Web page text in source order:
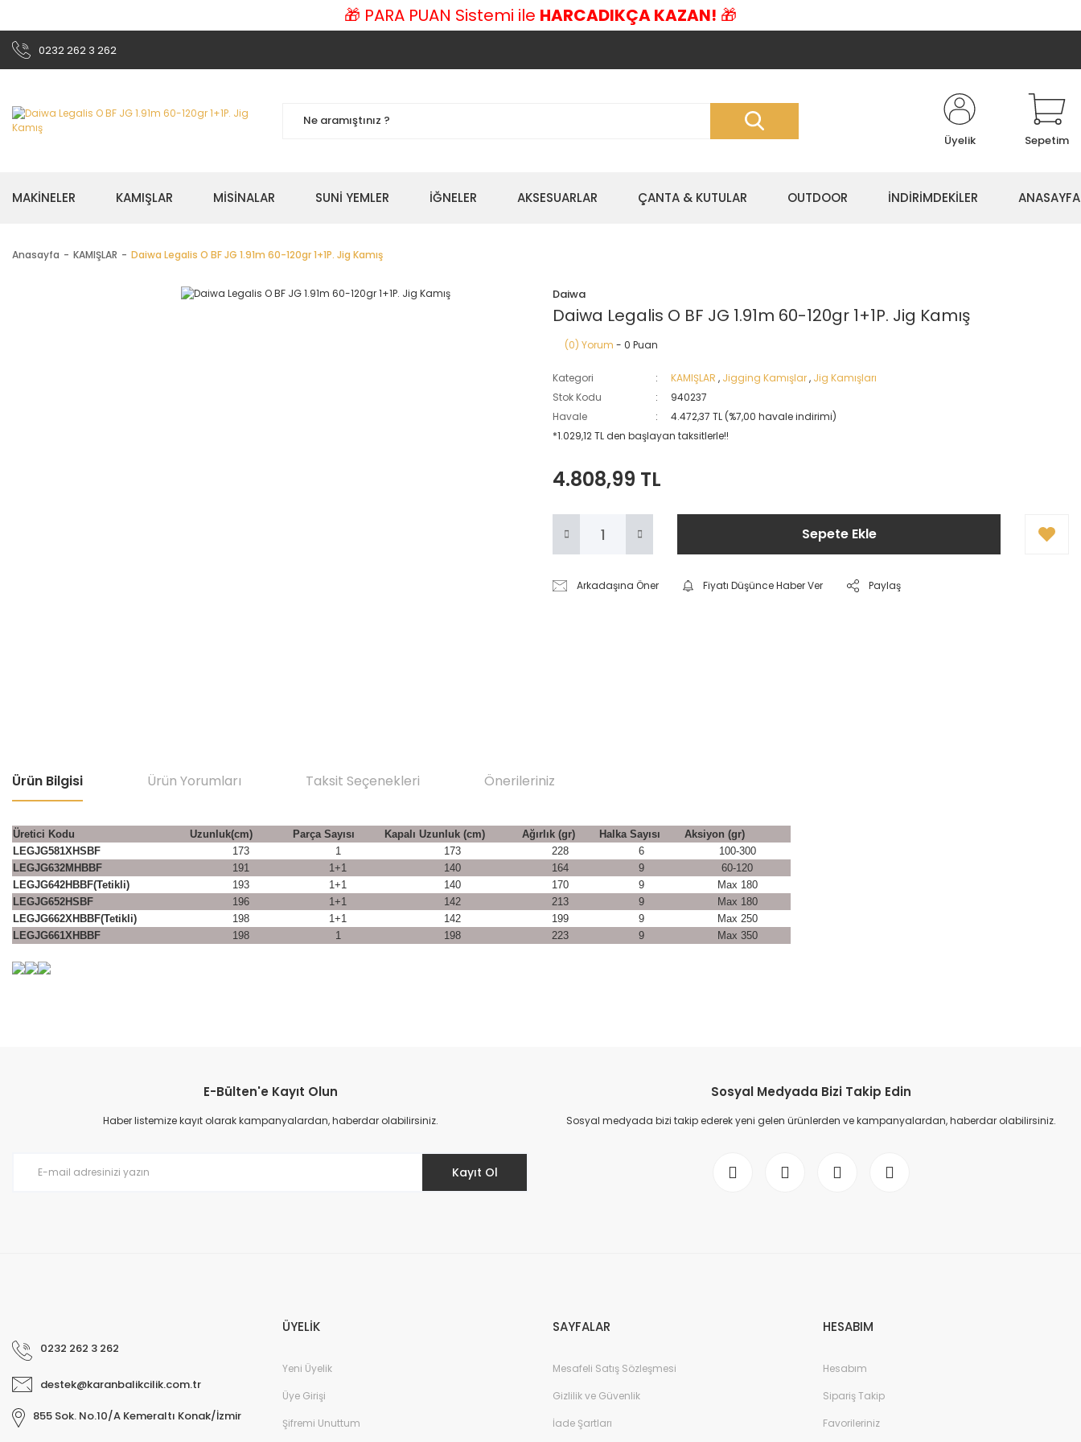
🎁 PARA PUAN Sistemi ile HARCADIKÇA KAZAN! 🎁
0232 262 3 262
Üyelik Sepetim
MAKİNELER KAMIŞLAR MİSİNALAR SUNİ YEMLER İĞNELER AKSESUARLAR ÇANTA & KUTULAR OUTDOOR İNDİRİMDEKİLER ANASAYFA
Anasayfa KAMIŞLAR Daiwa Legalis O BF JG 1.91m 60-120gr 1+1P. Jig Kamış
Daiwa
Daiwa Legalis O BF JG 1.91m 60-120gr 1+1P. Jig Kamış
(0) Yorum - 0 Puan
Kategori KAMIŞLAR , Jigging Kamışlar, Jig Kamışları
Stok Kodu
940237
Havale
4.472,37 TL (%7,00 havale indirimi)
*1.029,12 TL den başlayan taksitlerle!!
4.808,99 TL
Sepete Ekle
Arkadaşına Öner Fiyatı Düşünce Haber Ver Paylaş
Ürün Bilgisi Ürün Yorumları Taksit Seçenekleri Önerileriniz
Üretici Kodu Uzunluk(cm) Parça Sayısı Kapalı Uzunluk (cm) Ağırlık (gr) Halka Sayısı
Aksiyon (gr)
LEGJG581XHSBF
173 1 173 228 6
100-300
LEGJG632MHBBF
191 1+1 140 164 9
60-120
LEGJG642HBBF(Tetikli)
193 1+1 140 170 9
Max 180
LEGJG652HSBF
196 1+1 142 213 9
Max 180
LEGJG662XHBBF(Tetikli)
198 1+1 142 199 9
Max 250
LEGJG661XHBBF
198 1 198 223 9 Max 350
Ürün resmi kalitesiz, bozuk veya görüntülenemiyor.
Ürün açıklamasında eksik bilgiler bulunuyor.
E-Bülten'e Kayıt Olun
Haber listemize kayıt olarak kampanyalardan, haberdar olabilirsiniz.
Kayıt Ol
Sosyal Medyada Bizi Takip Edin
Sosyal medyada bizi takip ederek yeni gelen ürünlerden ve kampanyalardan, haberdar olabilirsiniz.
0232 262 3 262
destek@karanbalikcilik.com.tr
855 Sok. No.10/A Kemeraltı Konak/İzmir
ÜYELİK
Yeni Üyelik
Üye Girişi
Şifremi Unuttum
SAYFALAR
Mesafeli Satış Sözleşmesi
Gizlilik ve Güvenlik
İade Şartları
HESABIM
Hesabım
Sipariş Takip
Favorileriniz